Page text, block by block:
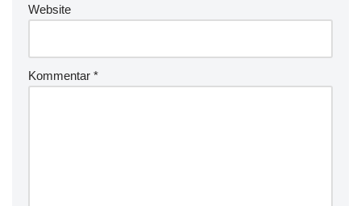
Website
Kommentar *